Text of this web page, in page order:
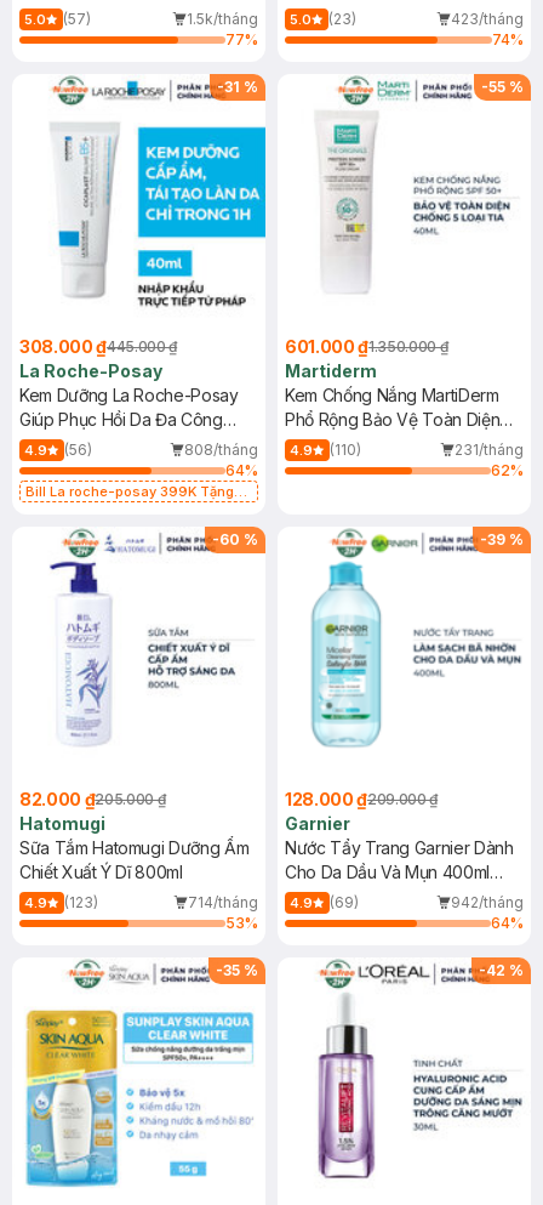
Dầu 500ml
5.0 (57)
1.5k/tháng
77%
(Mới)
5.0 (23)
423/tháng
74%
-31 %
308.000 ₫445.000 ₫
La Roche-Posay
Kem Dưỡng La Roche-Posay
Giúp Phục Hồi Da Đa Công
Dụng 40ml
4.9 (56)
808/tháng
64%
Bill La roche-posay 399K Tặng
(SL có hạn)
-55 %
601.000 ₫1.350.000 ₫
Martiderm
Kem Chống Nắng MartiDerm
Phổ Rộng Bảo Vệ Toàn Diện
40ml
4.9 (110)
231/tháng
62%
-60 %
82.000 ₫205.000 ₫
Hatomugi
Sữa Tắm Hatomugi Dưỡng Ẩm
Chiết Xuất Ý Dĩ 800ml
4.9 (123)
714/tháng
53%
-39 %
128.000 ₫209.000 ₫
Garnier
Nước Tẩy Trang Garnier Dành
Cho Da Dầu Và Mụn 400ml
(Mới)
4.9 (69)
942/tháng
64%
-35 % -42 %